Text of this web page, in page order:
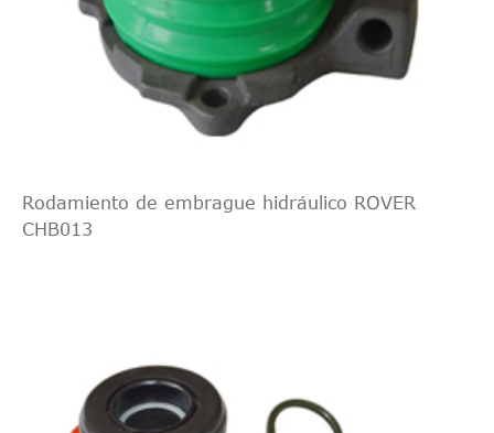
Rodamiento de embrague hidráulico ROVER
CHB013